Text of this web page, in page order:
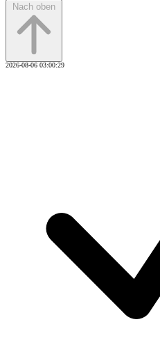
Nach oben
2026-08-06 03:00:29